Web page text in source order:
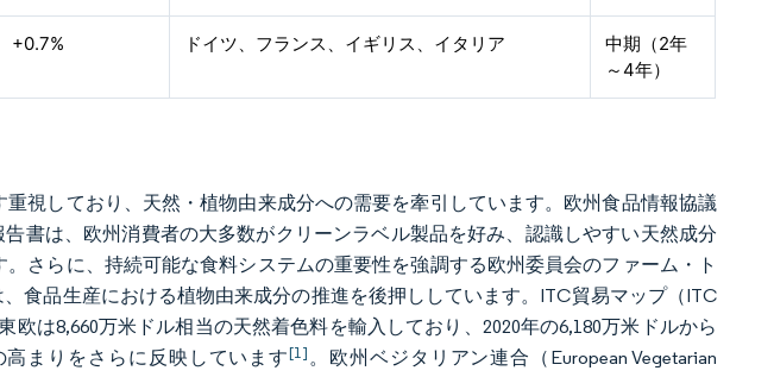
+0.7% ドイツ、フランス、イギリス、イタリア
中期（2年
～4年）
視しており、天然・植物由来成分への需要を牽引しています。欧州食品情報協議
告書は、欧州消費者の大多数がクリーンラベル製品を好み、認識しやすい天然成分
さらに、持続可能な食料システムの重要性を強調する欧州委員会のファーム・ト
、食品生産における植物由来成分の推進を後押ししています。ITC貿易マップ（ITC
欧は8,660万米ドル相当の天然着色料を輸入しており、2020年の6,180万米ドルから
まりをさらに反映しています[1]。欧州ベジタリアン連合（European Vegetarian